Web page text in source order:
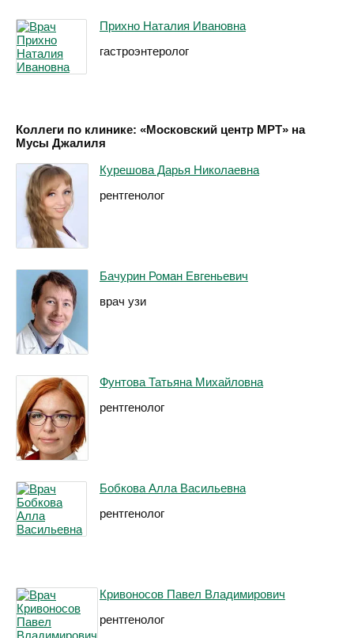
Прихно Наталия Ивановна
гастроэнтеролог
Коллеги по клинике: «Московский центр МРТ» на
Мусы Джалиля
Курешова Дарья Николаевна
рентгенолог
Бачурин Роман Евгеньевич
врач узи
Фунтова Татьяна Михайловна
рентгенолог
Бобкова Алла Васильевна
рентгенолог
Кривоносов Павел Владимирович
рентгенолог